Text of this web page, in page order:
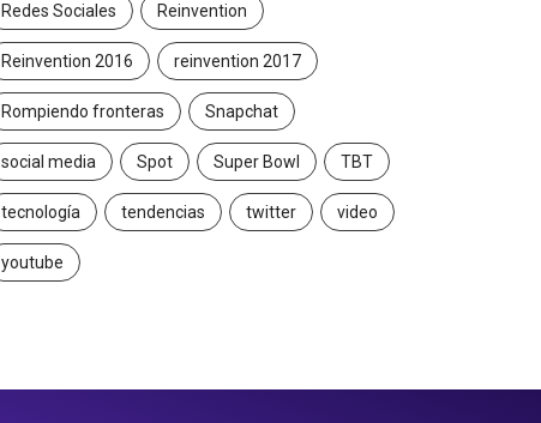
Redes Sociales Reinvention
Reinvention 2016 reinvention 2017
Rompiendo fronteras Snapchat
social media Spot Super Bowl TBT
tecnología tendencias twitter video
youtube